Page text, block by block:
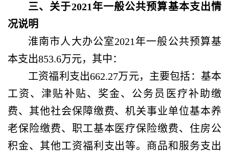
三、关于2021年一般公共预算基本支出情
况说明
淮南市人大办公室2021年一般公共预算基
本支出853.6万元，其中：
工资福利支出662.27万元，主要包括：基本
工资、津贴补贴、奖金、公务员医疗补助缴
费、其他社会保障缴费、机关事业单位基本养
老保险缴费、职工基本医疗保险缴费、住房公
积金、其他工资福利支出等。商品和服务支出